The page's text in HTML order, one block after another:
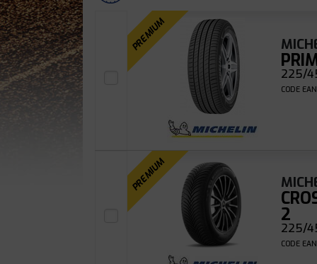
PREMIUM
225/
CODE
PREMIUM
2
225/
CODE